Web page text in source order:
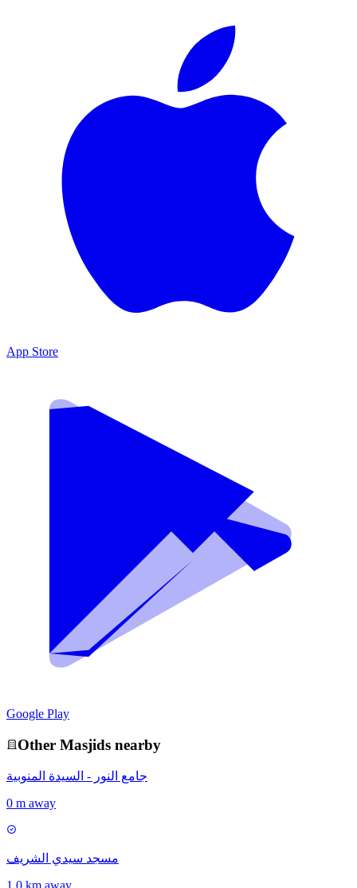
App Store
Google Play
Other Masjids nearby
جامع النور - السيدة المنوبية
0 m away
مسجد سيدي الشريف